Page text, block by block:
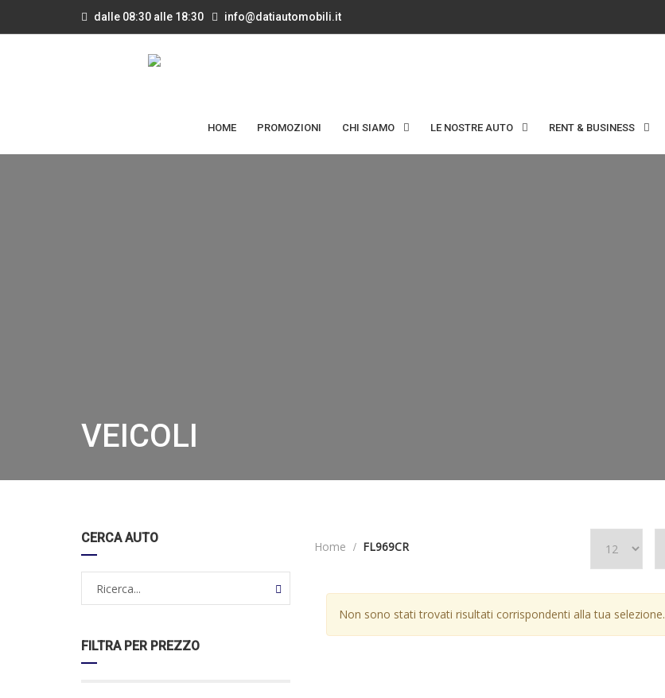
dalle 08:30 alle 18:30 info@datiautomobili.it
HOME PROMOZIONI CHI SIAMO LE NOSTRE AUTO RENT & BUSINESS
VEICOLI
CERCA AUTO
FILTRA PER PREZZO
Home FL969CR
Non sono stati trovati risultati corrispondenti alla tua selezione.